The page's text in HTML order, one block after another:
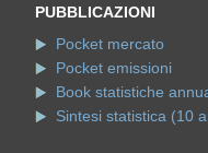
PUBBLICAZIONI
Pocket mercato
Pocket emissioni
Book statistiche
Sintesi statistica (10